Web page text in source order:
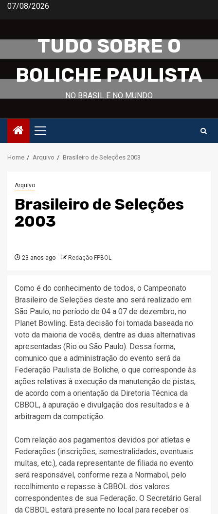
Skip07/08/2026
TUDO SOBRE O
BOLICHE PAULISTA
NO BRASIL E NO MUNDO
Primary
Menu
Home Arquivo Brasileiro de Seleções 2003
Arquivo
Brasileiro de Seleções
2003
23 anos ago Redação FPBOL
Como é do conhecimento de todos, o Campeonato
Brasileiro de Seleções deste ano será realizado em
São Paulo, no período de 04 a 07 de dezembro, no
Planet Bowling. Esta decisão foi tomada baseada no
voto da maioria de vocês, dentre as duas alternativas
apresentadas (Rio ou São Paulo). Dessa forma,
comunico que a administração do evento será da
Federação Paulista de Boliche, o que corresponde às
ações relativas à execução da manutenção de pistas,
de acordo com a orientação da Diretoria Técnica da
CBBOL, à apuração e divulgação dos resultados e à
arbitragem da competição.
Com relação aos pagamentos devidos por atletas e
Federações (inscrições, semestralidades, eventuais
multas, etc.), cada representante de filiada no evento
será responsável, conforme reza a Normabol, pelo
recolhimento e repasse à CBBOL dos valores
correspondentes de sua Federação. O Secretário Geral
da CBBOL estará presente no local para receber os